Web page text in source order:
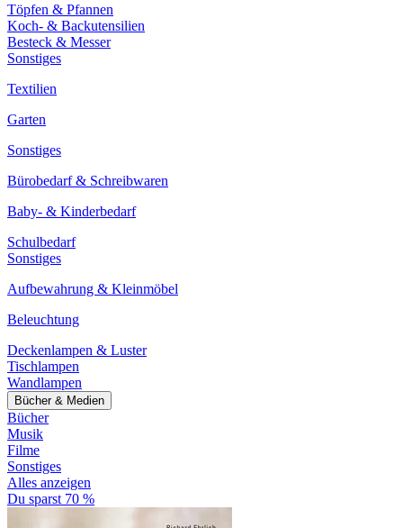
Töpfen & Pfannen
Koch- & Backutensilien
Besteck & Messer
Sonstiges
Textilien
Garten
Sonstiges
Bürobedarf & Schreibwaren
Baby- & Kinderbedarf
Schulbedarf
Sonstiges
Aufbewahrung & Kleinmöbel
Beleuchtung
Deckenlampen & Luster
Tischlampen
Wandlampen
Bücher & Medien
Bücher
Musik
Filme
Sonstiges
Alles anzeigen
Du sparst 70 %